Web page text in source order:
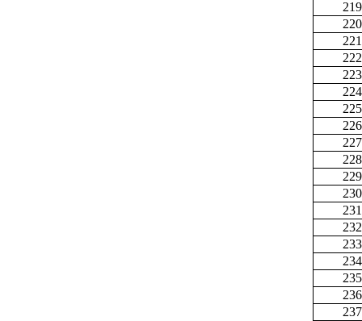
219
220
221
222
223
224
225
226
227
228
229
230
231
232
233
234
235
236
237